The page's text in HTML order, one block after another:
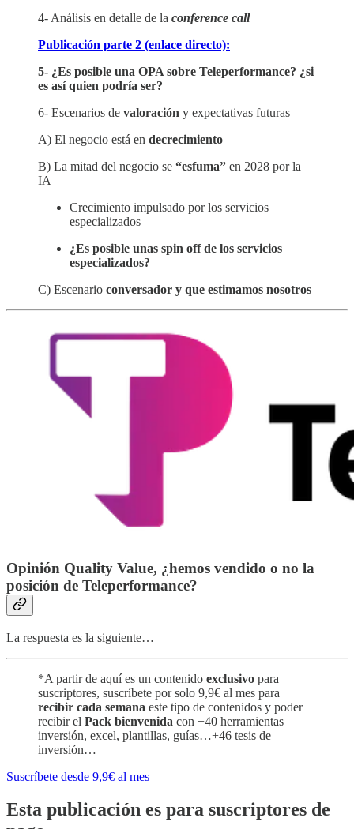
4- Análisis en detalle de la conference call
Publicación parte 2 (enlace directo):
5- ¿Es posible una OPA sobre Teleperformance? ¿si
es así quien podría ser?
6- Escenarios de valoración y expectativas futuras
A) El negocio está en decrecimiento
B) La mitad del negocio se “esfuma” en 2028 por la
IA
Crecimiento impulsado por los servicios
especializados
¿Es posible unas spin off de los servicios
especializados?
C) Escenario conversador y que estimamos nosotros
Opinión Quality Value, ¿hemos vendido o no la
posición de Teleperformance?
La respuesta es la siguiente…
*A partir de aquí es un contenido exclusivo para
suscriptores, suscríbete por solo 9,9€ al mes para
recibir cada semana este tipo de contenidos y poder
recibir el Pack bienvenida con +40 herramientas
inversión, excel, plantillas, guías…+46 tesis de
inversión…
Suscríbete desde 9,9€ al mes
Esta publicación es para suscriptores de